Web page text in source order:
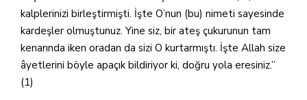
kalplerinizi birleştirmişti. İşte O’nun (bu) nimeti sayesinde
kardeşler olmuştunuz. Yine siz, bir ateş çukurunun tam
kenarında iken oradan da sizi O kurtarmıştı. İşte Allah size
âyetlerini böyle apaçık bildiriyor ki, doğru yola eresiniz.”
(1)